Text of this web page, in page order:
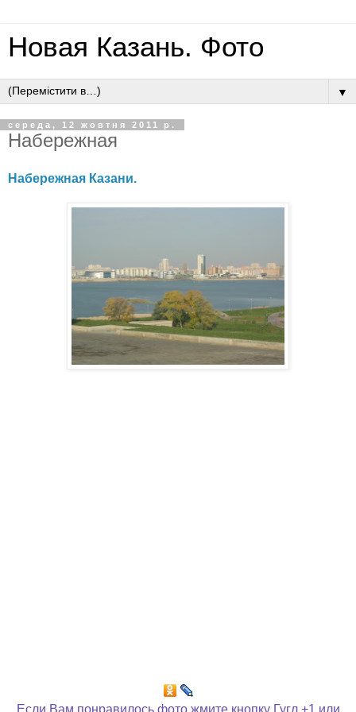
Новая Казань. Фото
▼
середа, 12 жовтня 2011 р.
Набережная
Набережная Казани.
Если Вам понравилось фото жмите кнопку Гугл +1 или